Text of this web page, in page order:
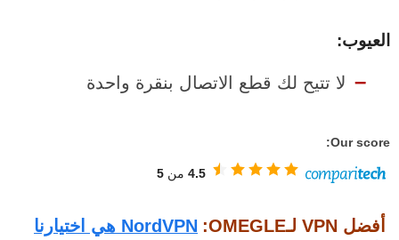
العيوب:
لا تتيح لك قطع الاتصال بنقرة واحدة
Our score:
4.5 من 5
أفضل VPN لـOMEGLE:
NordVPN هي اختيارنا